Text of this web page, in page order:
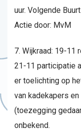
uur. Volgende
Actie door: MvM
7. Wijkraad: 19-11
21-11 participatie
er toelichting op
van kadekapers
(toezegging
onbekend.